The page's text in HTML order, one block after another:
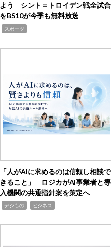
よう シント＝トロイデン戦全試合
をBS10が今季も無料放送
スポーツ
「人がAIに求めるのは信頼し相談で
きること」 ロジカがAI事業者と導
入機関の共通指針案を策定へ
デジもの ビジネス